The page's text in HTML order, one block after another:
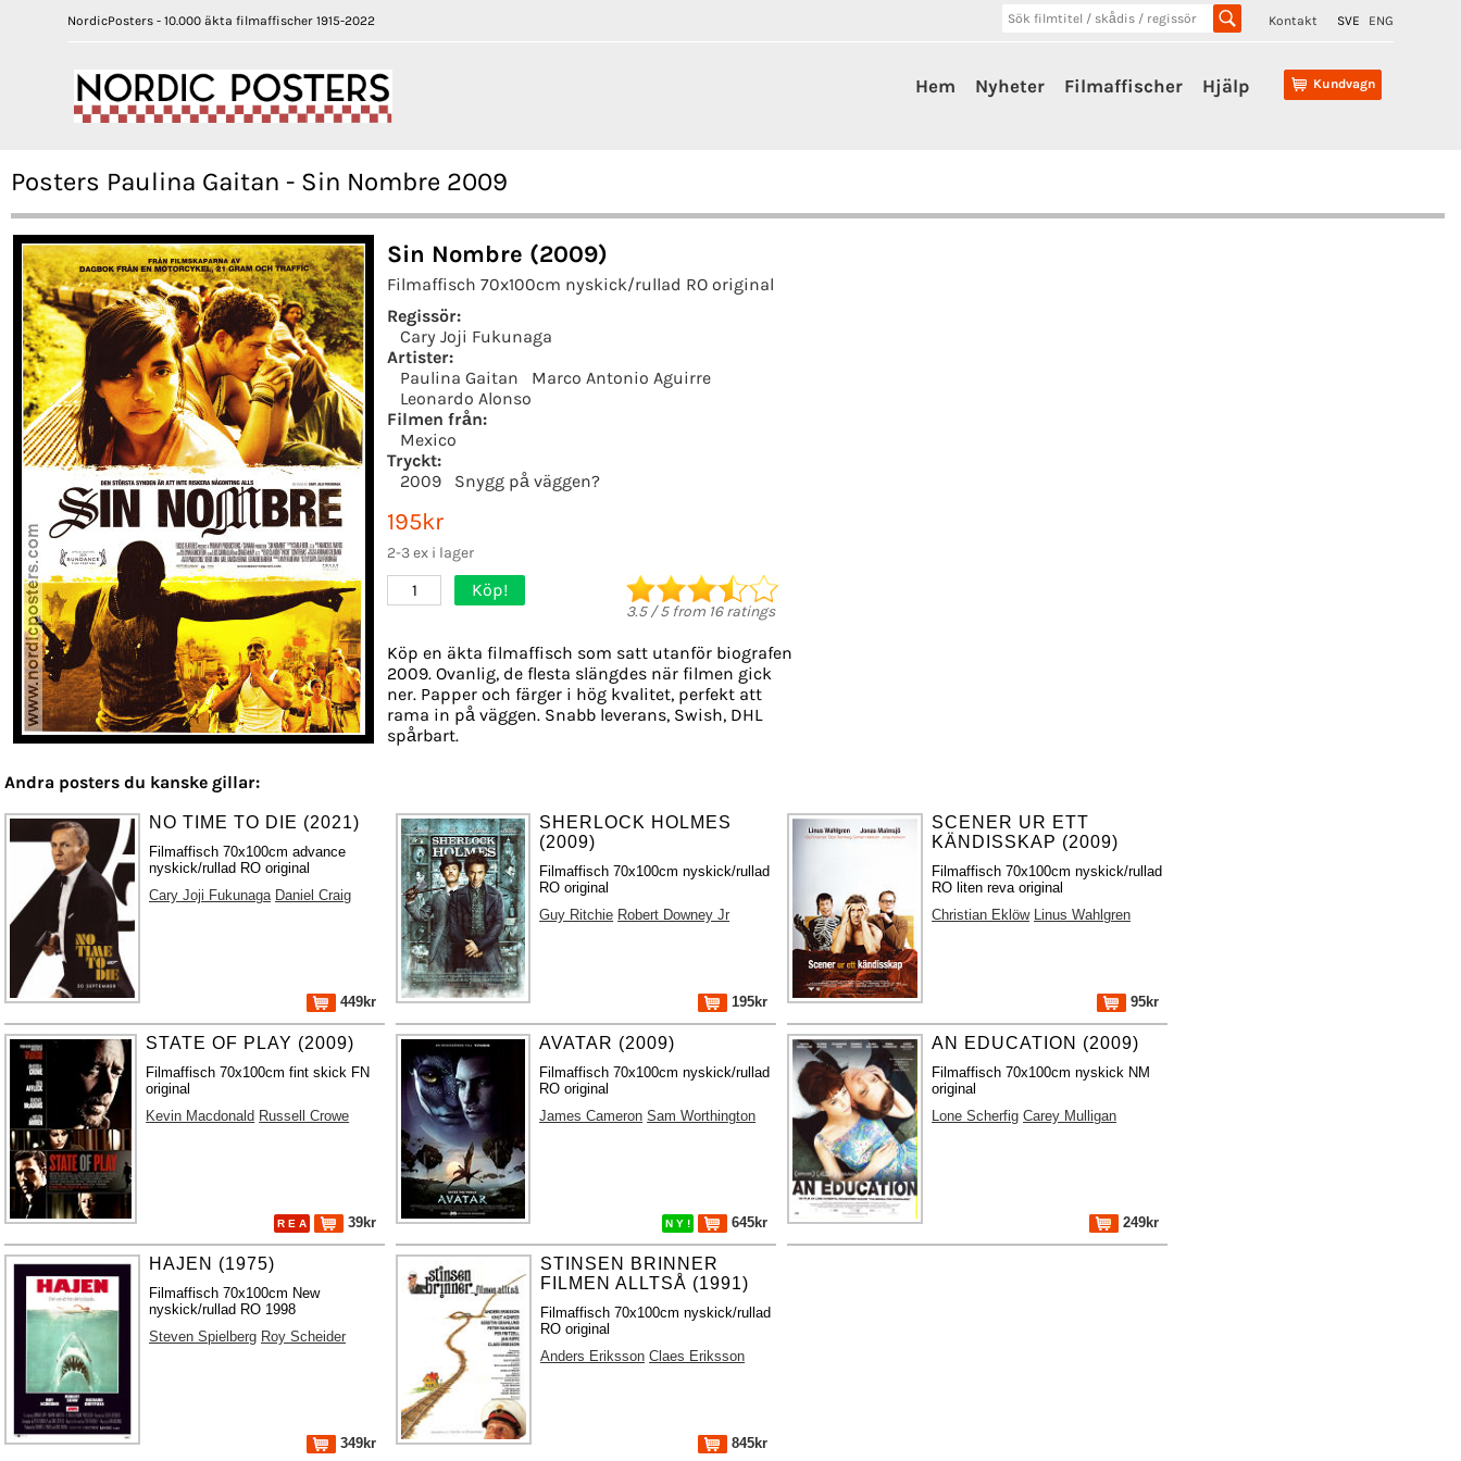
NordicPosters - 10.000 äkta filmaffischer 1915-2022 Kontakt SVE ENG
Kundvagn
Hem Nyheter Filmaffischer Hjälp
Posters Paulina Gaitan - Sin Nombre 2009
Sin Nombre (2009)
Filmaffisch 70x100cm nyskick/rullad RO original
Regissör:
Cary Joji Fukunaga
Artister:
Paulina Gaitan
Marco Antonio Aguirre
Leonardo Alonso
Filmen från:
Mexico
Tryckt:
2009
Snygg på väggen?
195kr
2-3 ex i lager
1 Köp!
3.5/5from 16ratings
Köp en äkta filmaffisch som satt utanför biografen
2009. Ovanlig, de flesta slängdes när filmen gick
ner. Papper och färger i hög kvalitet, perfekt att
rama in på väggen. Snabb leverans, Swish, DHL
spårbart.
Andra posters du kanske gillar:
NO TIME TO DIE (2021)
Filmaffisch 70x100cm advance
nyskick/rullad RO original
Cary Joji Fukunaga Daniel Craig
449kr
SHERLOCK HOLMES
(2009)
Filmaffisch 70x100cm nyskick/rullad
RO original
Guy Ritchie Robert Downey Jr
195kr
SCENER UR ETT
KÄNDISSKAP (2009)
Filmaffisch 70x100cm nyskick/rullad
RO liten reva original
Christian Eklöw Linus Wahlgren
95kr
STATE OF PLAY (2009)
Filmaffisch 70x100cm fint skick FN
original
Kevin Macdonald Russell Crowe
R E A 39kr
AVATAR (2009)
Filmaffisch 70x100cm nyskick/rullad
RO original
James Cameron Sam Worthington
N Y ! 645kr
AN EDUCATION (2009)
Filmaffisch 70x100cm nyskick NM
original
Lone Scherfig Carey Mulligan
249kr
HAJEN (1975)
Filmaffisch 70x100cm New
nyskick/rullad RO 1998
Steven Spielberg Roy Scheider
349kr
STINSEN BRINNER
FILMEN ALLTSÅ (1991)
Filmaffisch 70x100cm nyskick/rullad
RO original
Anders Eriksson Claes Eriksson
845kr